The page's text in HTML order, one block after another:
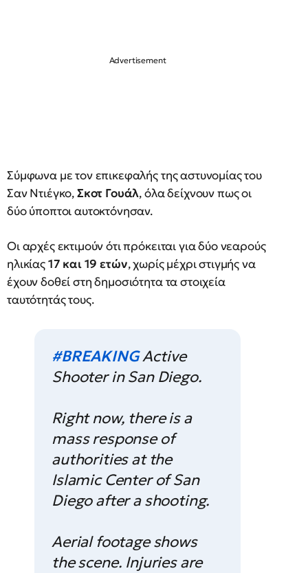
Σύμφωνα με τον επικεφαλής της αστυνομίας του
Σαν Ντιέγκο,Σκοτ Γουάλ, όλα δείχνουν πως οι
δύο ύποπτοι αυτοκτόνησαν.
Οι αρχές εκτιμούν ότι πρόκειται για δύο νεαρούς
ηλικίας17 και 19 ετών, χωρίς μέχρι στιγμής να
έχουν δοθεί στη δημοσιότητα τα στοιχεία
ταυτότητάς τους.
#BREAKINGActive
Shooter in San Diego.
Right now, there is a
mass response of
authorities at the
Islamic Center of San
Diego after a shooting.
Aerial footage shows
the scene. Injuries are